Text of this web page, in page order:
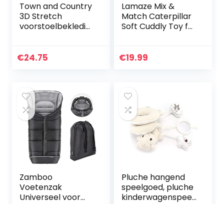
Town and Country
3D Stretch
voorstoelbekledin
€24.75
Lamaze Mix &
Match Caterpillar
Soft Cuddly Toy for
Toy, For New
€19.99
Zamboo
Voetenzak
Universeel voor
Pluche hangend
speelgoed, pluche
kinderwagenspeel